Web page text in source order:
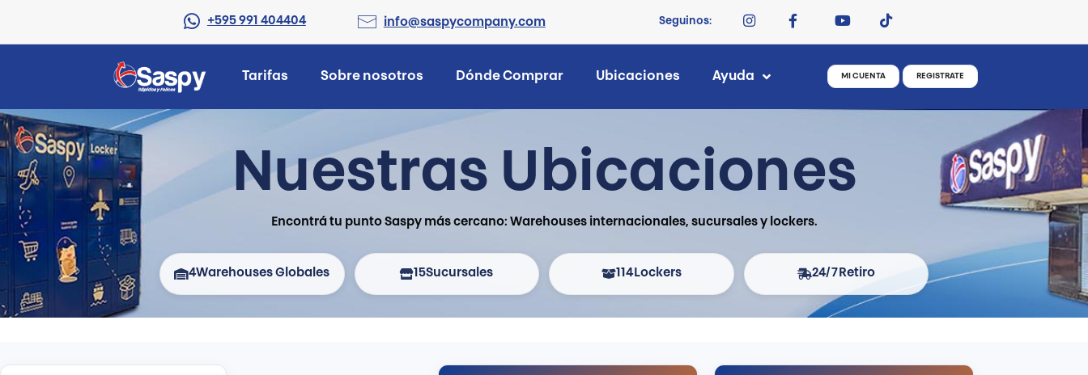
+595 991 404404 info@saspycompany.com Seguinos:
Tarifas Sobre nosotros Dónde Comprar Ubicaciones Ayuda MI CUENTA REGISTRATE
Nuestras Ubicaciones
Encontrá tu punto Saspy más cercano: Warehouses internacionales, sucursales y lockers.
4Warehouses Globales 15Sucursales 114Lockers 24/7 Retiro